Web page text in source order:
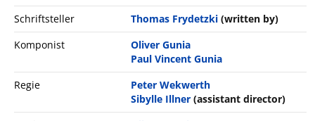
Schriftsteller
Thomas Frydetzki (written by)
Komponist
Oliver Gunia
Paul Vincent Gunia
Regie
Peter Wekwerth
Sibylle Illner (assistant director)